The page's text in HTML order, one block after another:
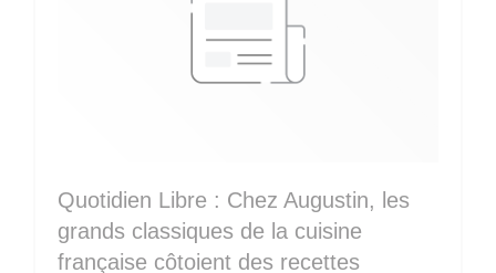
Quotidien Libre : Chez Augustin, les
grands classiques de la cuisine
française côtoient des recettes